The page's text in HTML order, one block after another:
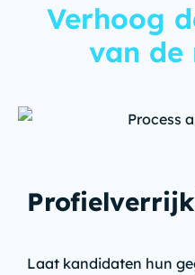
Verhoog
van de
Laat kandidaten hun